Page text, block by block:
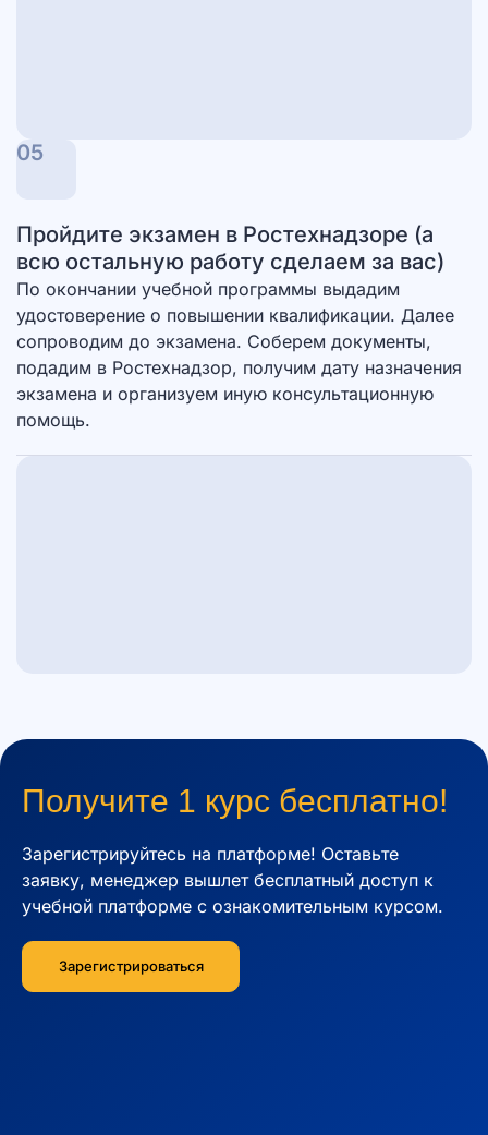
05
Пройдите экзамен в Ростехнадзоре (а
всю остальную работу сделаем за вас)
По окончании учебной программы выдадим
удостоверение о повышении квалификации. Далее
сопроводим до экзамена. Соберем документы,
подадим в Ростехнадзор, получим дату назначения
экзамена и организуем иную консультационную
помощь.
Получите 1 курс бесплатно!
Зарегистрируйтесь на платформе! Оставьте
заявку, менеджер вышлет бесплатный доступ к
учебной платформе c ознакомительным курсом.
Зарегистрироваться